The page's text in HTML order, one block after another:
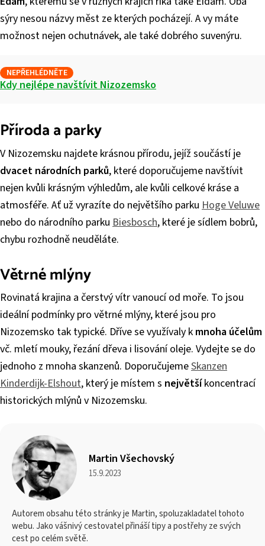
sýry nesou názvy měst ze kterých pocházejí. A vy máte
možnost nejen ochutnávek, ale také dobrého suvenýru.
NEPŘEHLÉDNĚTE
Kdy nejlépe navštívit Nizozemsko
Příroda a parky
V Nizozemsku najdete krásnou přírodu, jejíž součástí je
dvacet národních parků, které doporučujeme navštívit
nejen kvůli krásným výhledům, ale kvůli celkové kráse a
atmosféře. Ať už vyrazíte do největšího parku Hoge Veluwe
nebo do národního parku Biesbosch, které je sídlem bobrů,
chybu rozhodně neuděláte.
Větrné mlýny
Rovinatá krajina a čerstvý vítr vanoucí od moře. To jsou
ideální podmínky pro větrné mlýny, které jsou pro
Nizozemsko tak typické. Dříve se využívaly k mnoha účelům
vč. mletí mouky, řezání dřeva i lisování oleje. Vydejte se do
jednoho z mnoha skanzenů. DoporučujemeSkanzen
Kinderdijk-Elshout, který je místem s největšíkoncentrací
historických mlýnů v Nizozemsku.
Martin Všechovský
15.9.2023
Autorem obsahu této stránky je Martin, spoluzakladatel tohoto
webu. Jako vášnivý cestovatel přináší tipy a postřehy ze svých
cest po celém světě.